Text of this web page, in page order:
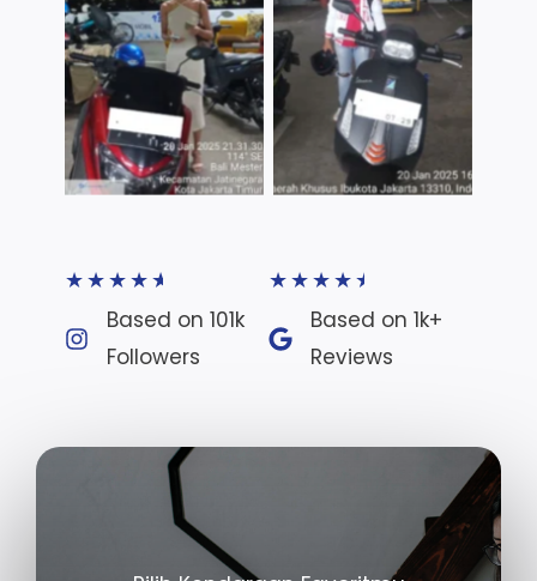
TNo Caption TNo Caption
★★★★★
Based on 101k
Followers​
★★★★★
Based on 1k+
Reviews​